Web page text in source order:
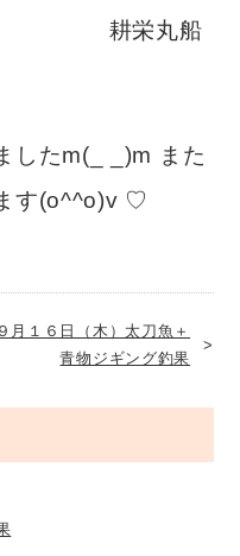
丸船
したm(_ _)m また
す(o^^o)v ♡
９月１６日（木）太刀魚＋
青物ジギング釣果